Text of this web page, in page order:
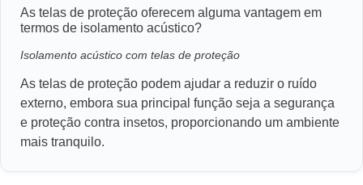
As telas de proteção oferecem alguma vantagem em
termos de isolamento acústico?
Isolamento acústico com telas de proteção
As telas de proteção podem ajudar a reduzir o ruído
externo, embora sua principal função seja a segurança
e proteção contra insetos, proporcionando um ambiente
mais tranquilo.